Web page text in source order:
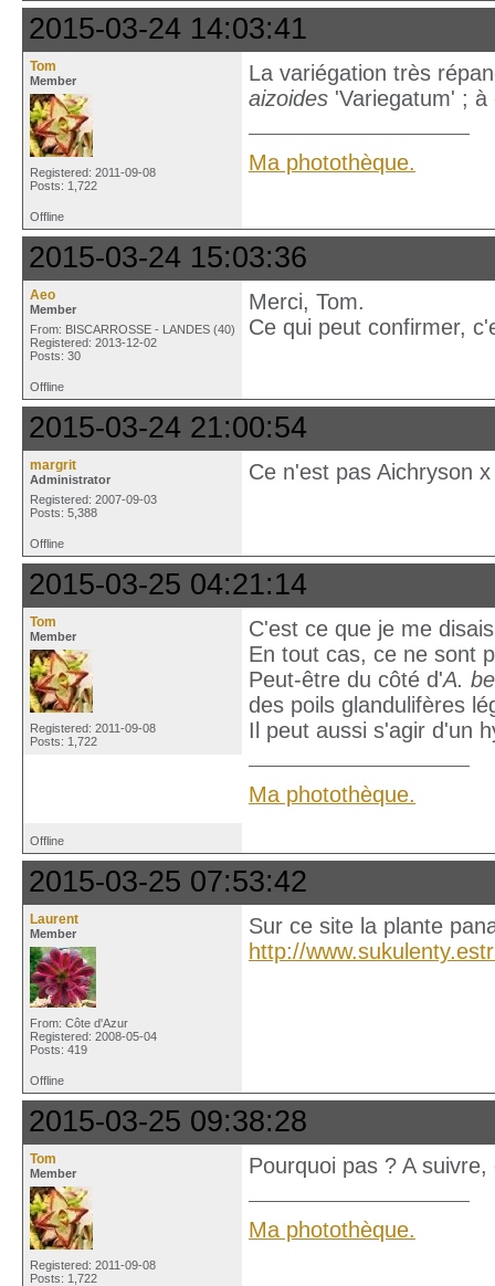
2015-03-24 14:03:41
Tom
Member
Registered: 2011-09-08
Posts: 1,722
La variégation très
aizoides 'Variegatum' ;
Ma photothèque.
Offline
2015-03-24 15:03:36
Aeo
Member
From: BISCARROSSE - LANDES (40)
Registered: 2013-12-02
Posts: 30
Merci, Tom.
Ce qui peut confirmer,
Offline
2015-03-24 21:00:54
margrit
Administrator
Registered: 2007-09-03
Posts: 5,388
Ce n'est pas Aichryson
Offline
2015-03-25 04:21:14
Tom
Member
Registered: 2011-09-08
Posts: 1,722
C'est ce que je me
En tout cas, ce ne sont
Peut-être du côté d'A.
des poils glandulifères
Il peut aussi s'agir d'un
Ma photothèque.
Offline
2015-03-25 07:53:42
Laurent
Member
From: Côte d'Azur
Registered: 2008-05-04
Posts: 419
Sur ce site la plante
http://
Offline
2015-03-25 09:38:28
Tom
Member
Registered: 2011-09-08
Posts: 1,722
Pourquoi pas ? A suivre,
Ma photothèque.